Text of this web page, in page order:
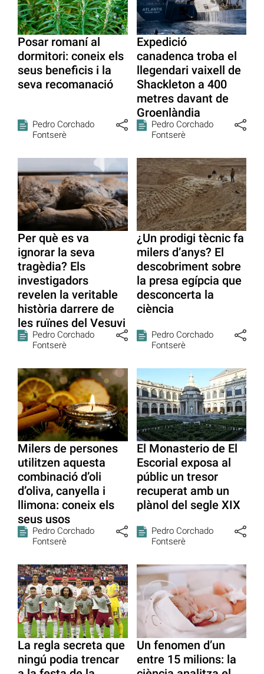
Posar romaní al
dormitori: coneix els
seus beneficis i la
seva recomanació
Pedro Corchado
Fontserè
Expedició
canadenca troba el
llegendari vaixell de
Shackleton a 400
metres davant de
Groenlàndia
Pedro Corchado
Fontserè
Per què es va
ignorar la seva
tragèdia? Els
investigadors
revelen la veritable
història darrere de
les ruïnes del Vesuvi
Pedro Corchado
Fontserè
¿Un prodigi tècnic fa
milers d’anys? El
descobriment sobre
la presa egípcia que
desconcerta la
ciència
Pedro Corchado
Fontserè
Milers de persones
utilitzen aquesta
combinació d’oli
d’oliva, canyella i
llimona: coneix els
seus usos
Pedro Corchado
Fontserè
El Monasterio de El
Escorial exposa al
públic un tresor
recuperat amb un
plànol del segle XIX
Pedro Corchado
Fontserè
La regla secreta que
ningú podia trencar
Un fenomen d’un
entre 15 milions: la